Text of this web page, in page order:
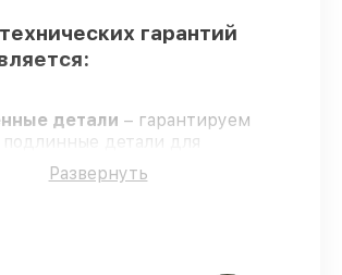
гарантий
детали – гарантируем
подлинные детали для
прицелов.
специалисты
Развернуть